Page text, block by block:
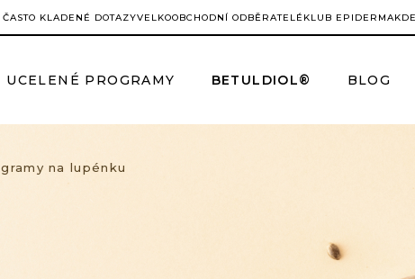
ČASTO KLADENÉ DOTAZYVELKOOBCHODNÍ ODBĚRATELÉ KLUB EPIDERMA
UCELENÉ PROGRAMY BETULDIOL® BLOG
na lupénku